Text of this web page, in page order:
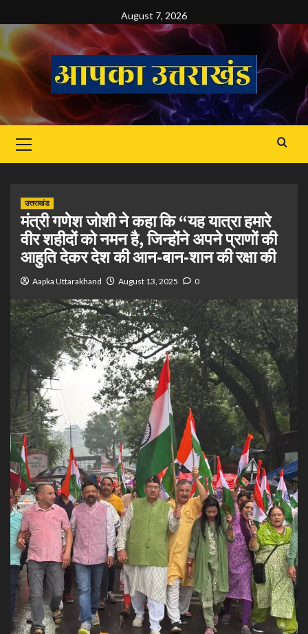
to
content
August 7, 2026
Menu
उत्तराखंड
मंत्री गणेश जोशी ने कहा कि “यह यात्रा हमारे
वीर शहीदों को नमन है, जिन्होंने अपने प्राणों की
आहुति देकर देश की आन-बान-शान की रक्षा की
Aapka Uttarakhand August 13, 2025 0